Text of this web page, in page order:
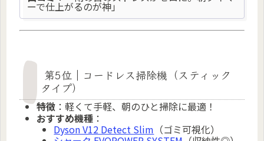
ーで仕上がるのが神」
第5位｜コードレス掃除機（スティック
タイプ）
特徴 ：軽くて手軽、朝のひと掃除に最適！
おすすめ機種 ：
Dyson V12 Detect Slim （ゴミ可視化）